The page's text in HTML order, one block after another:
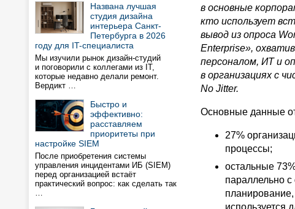
Названа лучшая
студия дизайна
интерьера Санкт-
Петербурга в 2026
году для IT-специалиста
Мы изучили рынок дизайн-студий
и поговорили с коллегами из IT,
которые недавно делали ремонт.
Вердикт …
Быстро и
эффективно:
расставляем
приоритеты при
настройке SIEM
После приобретения системы
управления инцидентами ИБ (SIEM)
перед организацией встаёт
практический вопрос: как сделать так
…
в основные
кто использует
вывод из опроса
Enterprise»,
персоналом, ИТ и
в организациях с
No Jitter.
Основные данные
27%
процессы;
остальные
параллельно
используется